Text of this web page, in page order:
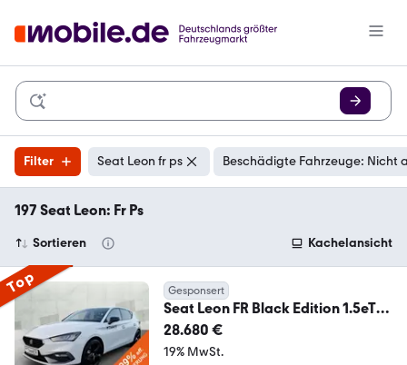
Filter Seat Leon fr ps Beschädigte Fahrzeuge: Nicht
197 Seat Leon: Fr Ps
Sortieren Kachelansicht
Top Gesponsert
Seat Leon FR Black Edition 1.5eTSI
110kW (150 PS) *DS
28.680 €
19% MwSt.